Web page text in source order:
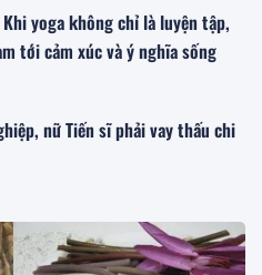
Khi yoga không chỉ là luyện tập,
tới cảm xúc và ý nghĩa sống
nữ Tiến sĩ phải vay thấu chi